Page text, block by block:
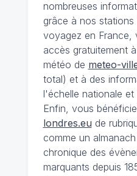
nombreuses
grâce à nos
voyagez en France,
accès gratuitement
météo de meteo-
total) et à des
l'échelle nationale et
Enfin, vous
londres.eu de
comme un
chronique des
marquants depuis